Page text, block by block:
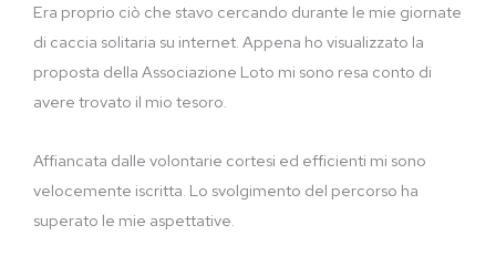
Era proprio ciò che stavo cercando durante le mie giornate
di caccia solitaria su internet. Appena ho visualizzato la
proposta della Associazione Loto mi sono resa conto di
avere trovato il mio tesoro.
Affiancata dalle volontarie cortesi ed efficienti mi sono
velocemente iscritta. Lo svolgimento del percorso ha
superato le mie aspettative.